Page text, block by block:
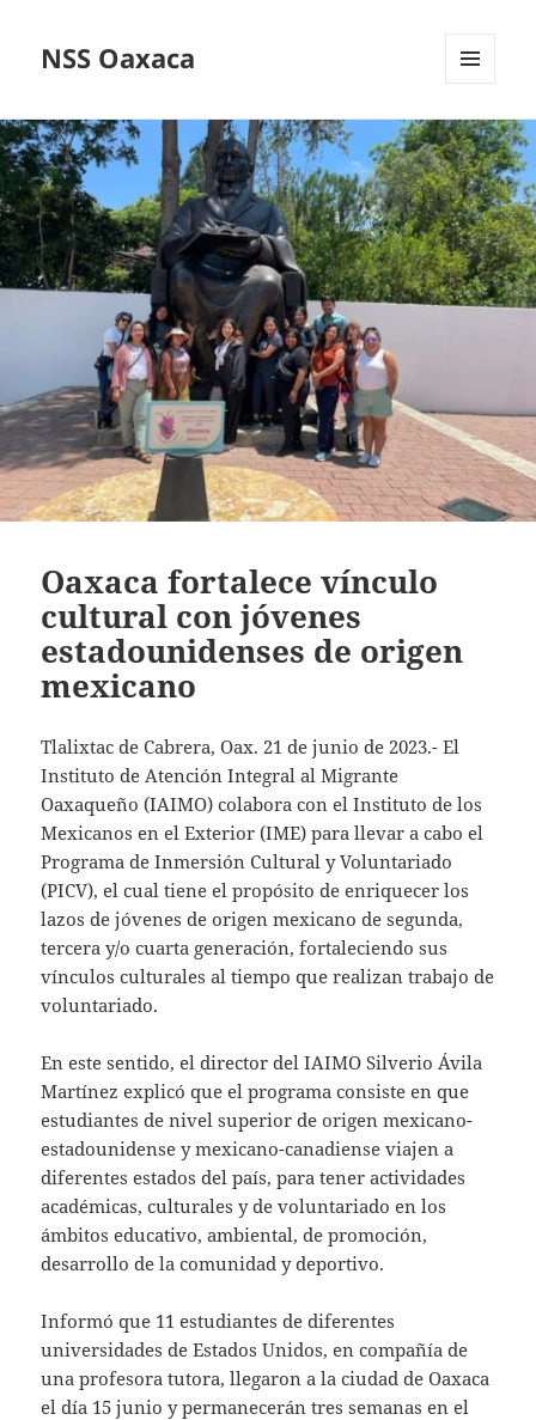
NSS Oaxaca
WIDGETS
Oaxaca fortalece vínculo
cultural con jóvenes
estadounidenses de origen
mexicano
Tlalixtac de Cabrera, Oax. 21 de junio de 2023.- El
Instituto de Atención Integral al Migrante
Oaxaqueño (IAIMO) colabora con el Instituto de los
Mexicanos en el Exterior (IME) para llevar a cabo el
Programa de Inmersión Cultural y Voluntariado
(PICV), el cual tiene el propósito de enriquecer los
lazos de jóvenes de origen mexicano de segunda,
tercera y/o cuarta generación, fortaleciendo sus
vínculos culturales al tiempo que realizan trabajo de
voluntariado.
En este sentido, el director del IAIMO Silverio Ávila
Martínez explicó que el programa consiste en que
estudiantes de nivel superior de origen mexicano-
estadounidense y mexicano-canadiense viajen a
diferentes estados del país, para tener actividades
académicas, culturales y de voluntariado en los
ámbitos educativo, ambiental, de promoción,
desarrollo de la comunidad y deportivo.
Informó que 11 estudiantes de diferentes
universidades de Estados Unidos, en compañía de
una profesora tutora, llegaron a la ciudad de Oaxaca
el día 15 junio y permanecerán tres semanas en el